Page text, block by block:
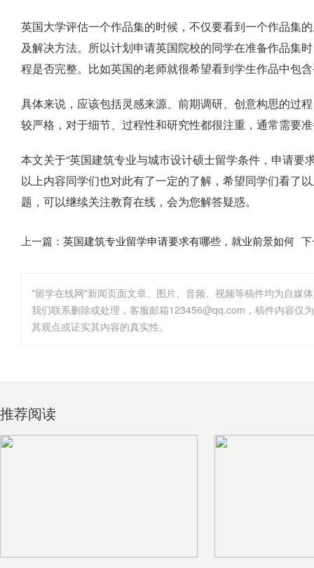
英国大学评估一个作品集的时候，不仅要看到一个作品集
及解决方法。所以计划申请英国院校的同学在准备作品集
程是否完整。比如英国的老师就很希望看到学生作品中包
具体来说，应该包括灵感来源、前期调研、创意构思的过
较严格，对于细节、过程性和研究性都很注重，通常需要
本文关于“英国建筑专业与城市设计硕士留学条件，申请
以上内容同学们也对此有了一定的了解，希望同学们看了
题，可以继续关注教育在线，会为您解答疑惑。
上一篇： 英国建筑专业留学申请要求有哪些，就业前景如何
"留学在线网"新闻页面文章、图片、音频、视频等稿件均为自媒
其观点或证实其内容的真实性。
推荐阅读